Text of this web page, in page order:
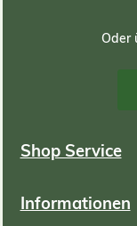
Oder
Shop Service
Informationen